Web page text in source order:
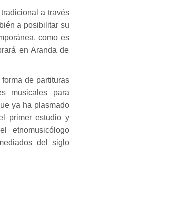
a través
a posibilitar su
como es
en Aranda de
de partituras
musicales para
ya ha plasmado
primer estudio y
etnomusicólogo
del siglo